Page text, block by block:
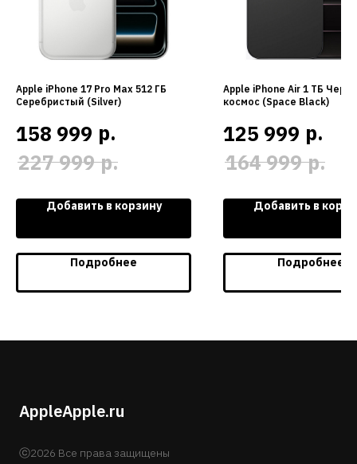
Apple iPhone 17 Pro Max 512 ГБ
Серебристый (Silver)
158 999 р.
227 999 р.
Добавить в корзину
Подробнее
Apple iPhone Air 1 ТБ
космос (Space Black)
125 999 р.
164 999 р.
Добавить в
Подробнее
AppleApple.ru
ⓒ2026 Все права защищены